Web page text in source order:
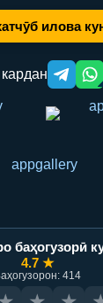
илова
баҳогузорӣ
4.7 ★
414